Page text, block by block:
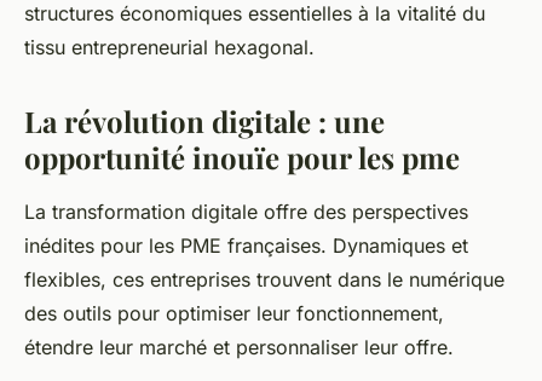
structures économiques essentielles à la vitalité du
tissu entrepreneurial hexagonal.
La révolution digitale : une
opportunité inouïe pour les pme
La transformation digitale offre des perspectives
inédites pour les PME françaises. Dynamiques et
flexibles, ces entreprises trouvent dans le numérique
des outils pour optimiser leur fonctionnement,
étendre leur marché et personnaliser leur offre.